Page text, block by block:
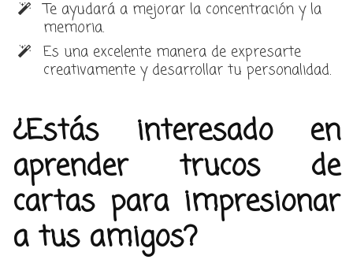
Te ayudará a mejorar la concentración y la
memoria.
Es una excelente manera de expresarte
creativamente y desarrollar tu personalidad.
¿Estás interesado en
aprender trucos de
cartas para impresionar
a tus amigos?